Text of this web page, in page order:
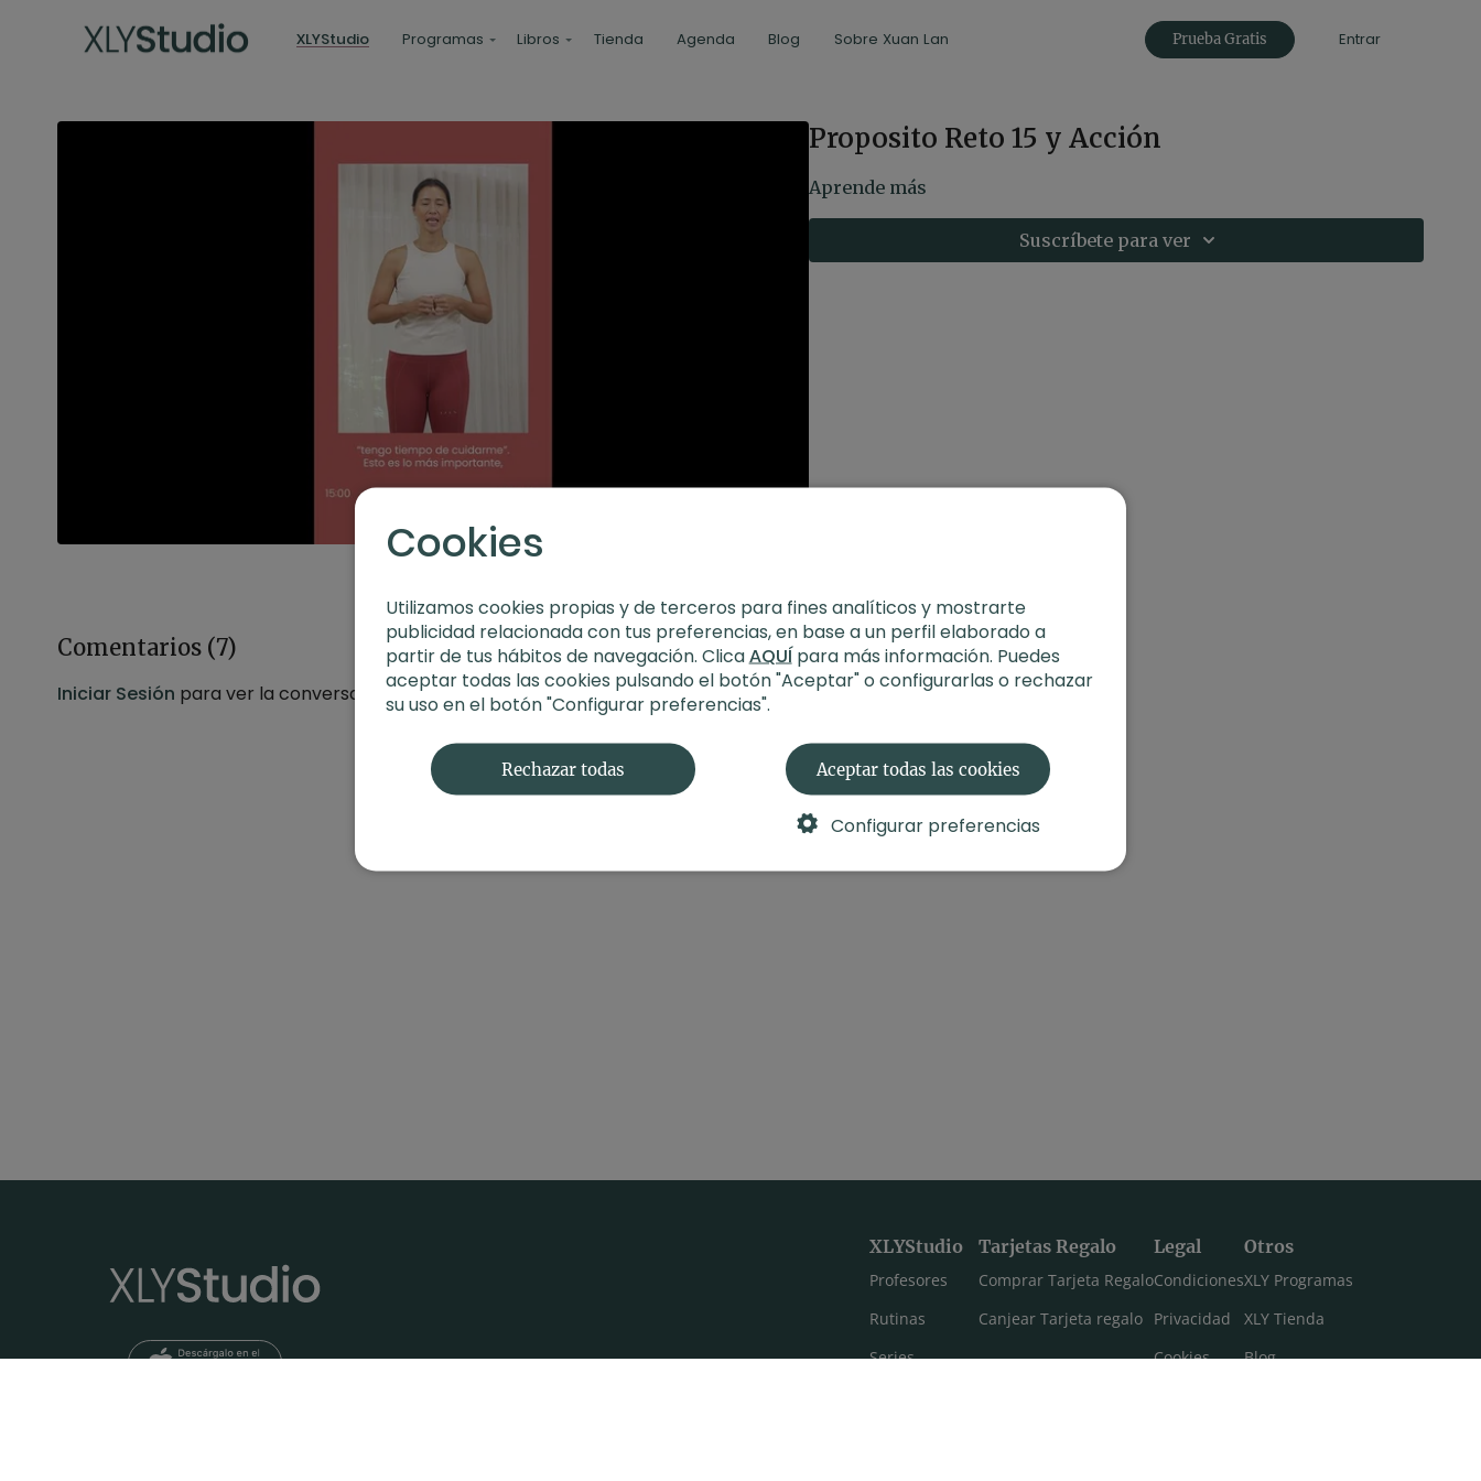
XLYStudio Programas Libros Tienda Agenda Blog Sobre Xuan Lan Prueba Gratis Entrar
Proposito Reto 15 y Acción
Aprende más
Suscríbete para ver
Comentarios (7)
Iniciar Sesión para ver la conversación
XLYStudio
Profesores
Rutinas
Series
Tarjetas Regalo
Comprar Tarjeta Regalo
Canjear Tarjeta regalo
Legal
Condiciones
Privacidad
Cookies
Otros
XLY Programas
XLY Tienda
Blog
Cookies
Utilizamos cookies propias y de terceros para fines analíticos y mostrarte
publicidad relacionada con tus preferencias, en base a un perfil elaborado a
partir de tus hábitos de navegación. ClicaAQUÍpara más información. Puedes
aceptar todas las cookies pulsando el botón "Aceptar" o configurarlas o rechazar
su uso en el botón "Configurar preferencias".
Rechazar todas Aceptar todas las cookies
Configurar preferencias